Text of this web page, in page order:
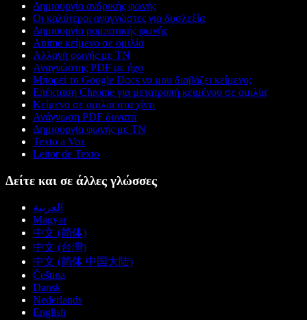
Δημιουργία ανδρικής φωνής
Οι καλύτεροι αναγνώστες για δυσλεξία
Δημιουργία ρομποτικής φωνής
Anime κείμενο σε ομιλία
Αλλαγή φωνής με ΤΝ
Αναγνώστης PDF με ήχο
Μπορεί το Google Docs να μου διαβάζει κείμενο;
Επέκταση Chrome για μετατροπή κειμένου σε ομιλία
Κείμενο σε ομιλία στα χίντι
Ανάγνωση PDF δυνατά
Δημιουργία φωνής με ΤΝ
Texto a Voz
Leitor de Texto
Δείτε και σε άλλες γλώσσες
العربية
Magyar
中文 (简体)
中文 (台灣)
中文 (简体 中国大陆)
Čeština
Dansk
Nederlands
English